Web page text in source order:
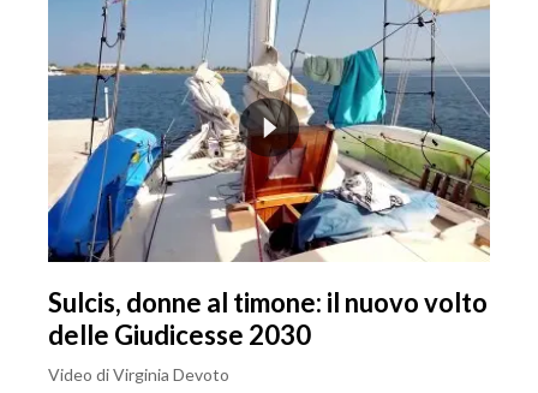
Sulcis, donne al timone: il nuovo volto
delle Giudicesse 2030
Video di Virginia Devoto